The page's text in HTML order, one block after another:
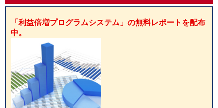
「利益倍増プログラムシステム」の無料レポートを配布
中。